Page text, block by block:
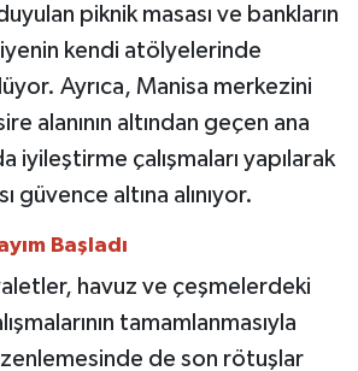
piknik masası ve bankların
kendi atölyelerinde
Ayrıca, Manisa merkezini
alanının altından geçen ana
iyileştirme çalışmaları yapılarak
güvence altına alınıyor.
Başladı
havuz ve çeşmelerdeki
tamamlanmasıyla
de son rötuşlar